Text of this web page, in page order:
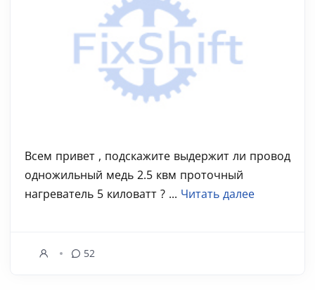
Всем привет , подскажите выдержит ли провод
одножильный медь 2.5 квм проточный
нагреватель 5 киловатт ? ... Читать далее
52